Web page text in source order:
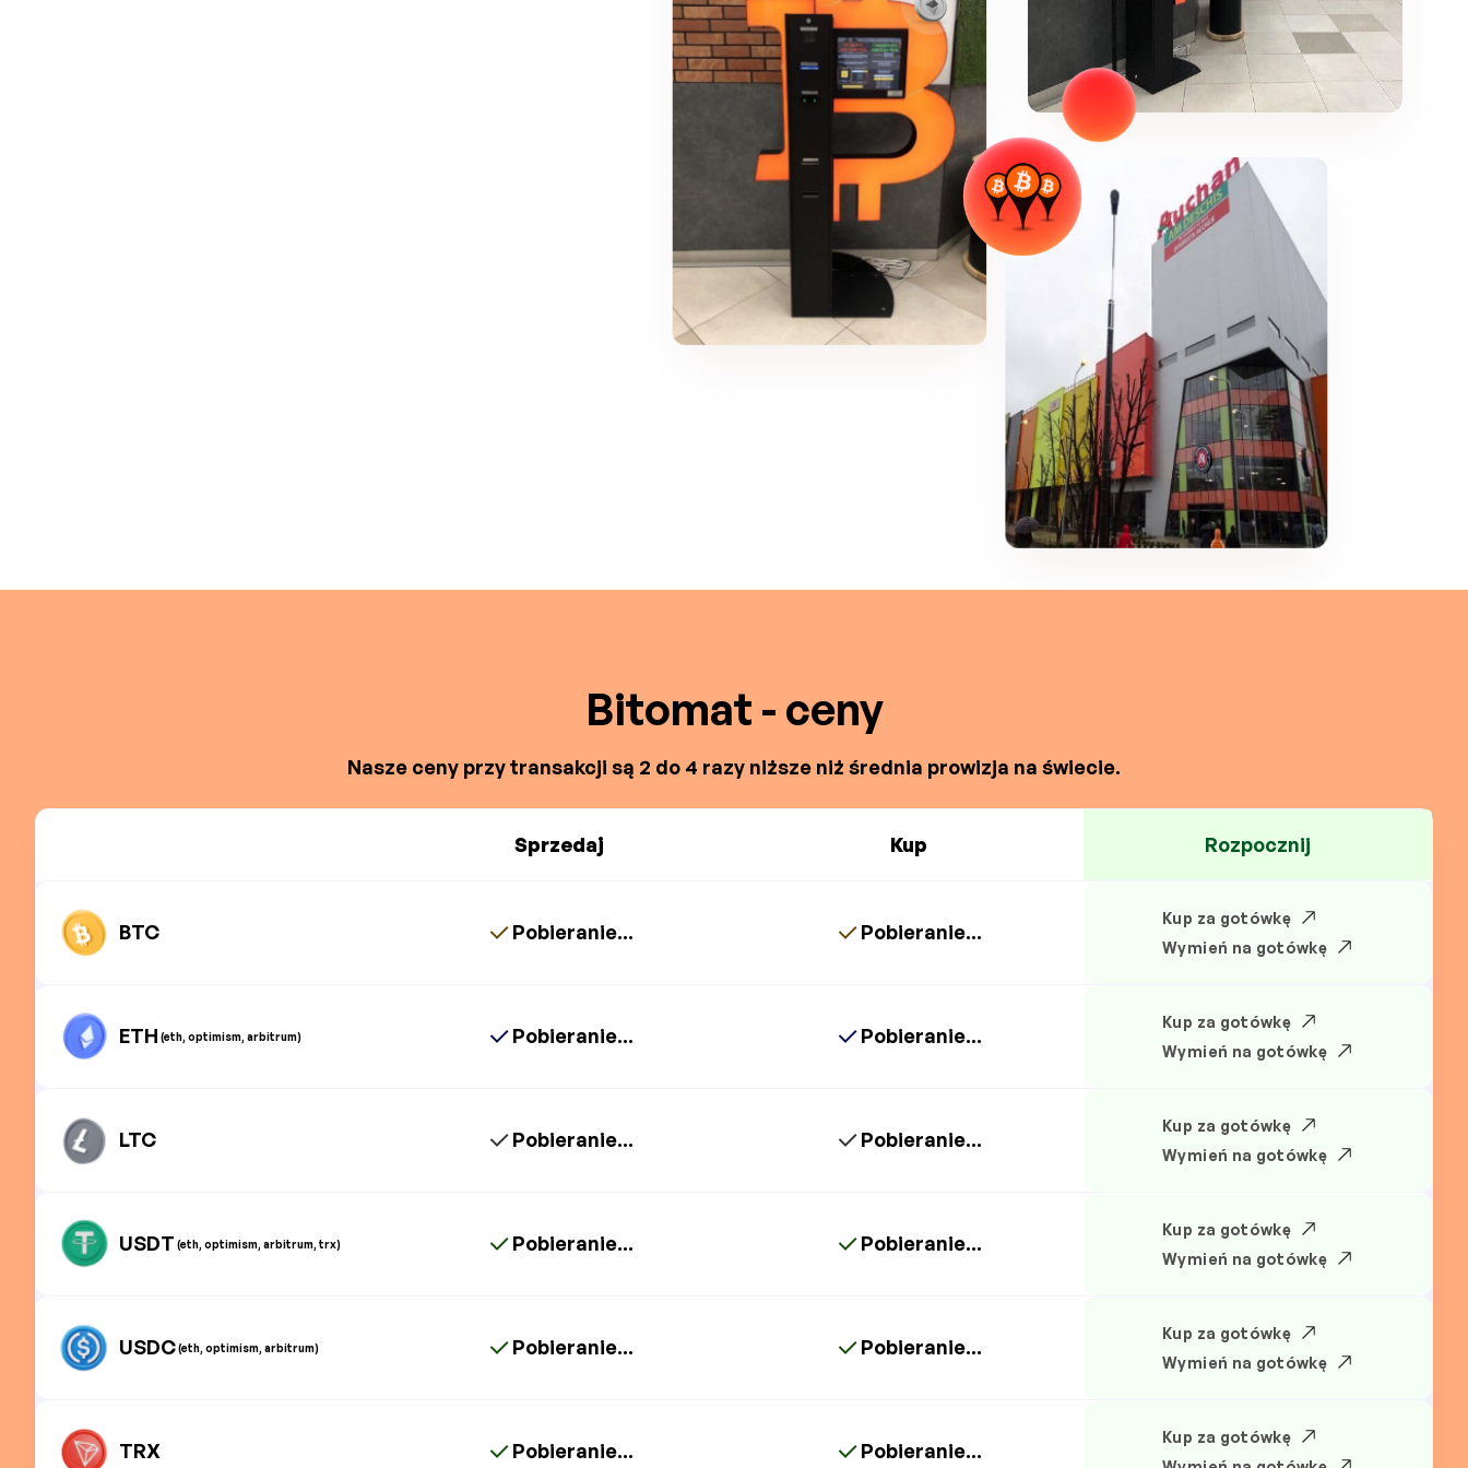
Bitomat - ceny
Nasze ceny przy transakcji są 2 do 4 razy niższe niż średnia prowizja na świecie.
Sprzedaj Kup Rozpocznij
BTC Pobieranie... Pobieranie...
Kup za gotówkę
Wymień na gotówkę
ETH (eth, optimism, arbitrum) Pobieranie... Pobieranie...
Kup za gotówkę
Wymień na gotówkę
LTC Pobieranie... Pobieranie...
Kup za gotówkę
Wymień na gotówkę
USDT (eth, optimism, arbitrum, trx) Pobieranie... Pobieranie...
Kup za gotówkę
Wymień na gotówkę
USDC(eth, optimism, arbitrum) Pobieranie... Pobieranie...
Kup za gotówkę
Wymień na gotówkę
TRX Pobieranie... Pobieranie...
Kup za gotówkę